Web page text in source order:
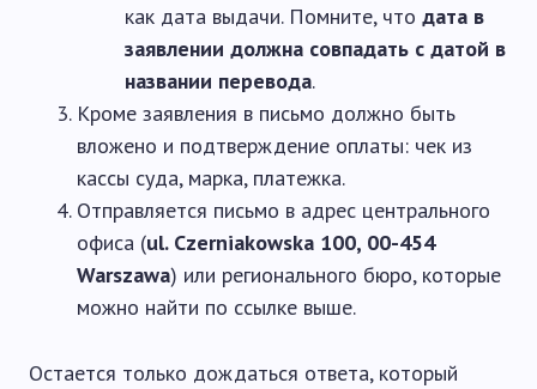
как дата выдачи. Помните, что дата в
заявлении должна совпадать с датой в
названии перевода.
Кроме заявления в письмо должно быть
вложено и подтверждение оплаты: чек из
кассы суда, марка, платежка.
Отправляется письмо в адрес центрального
офиса (ul. Czerniakowska 100, 00-454
Warszawa) или регионального бюро, которые
можно найти по ссылке выше.
Остается только дождаться ответа, который